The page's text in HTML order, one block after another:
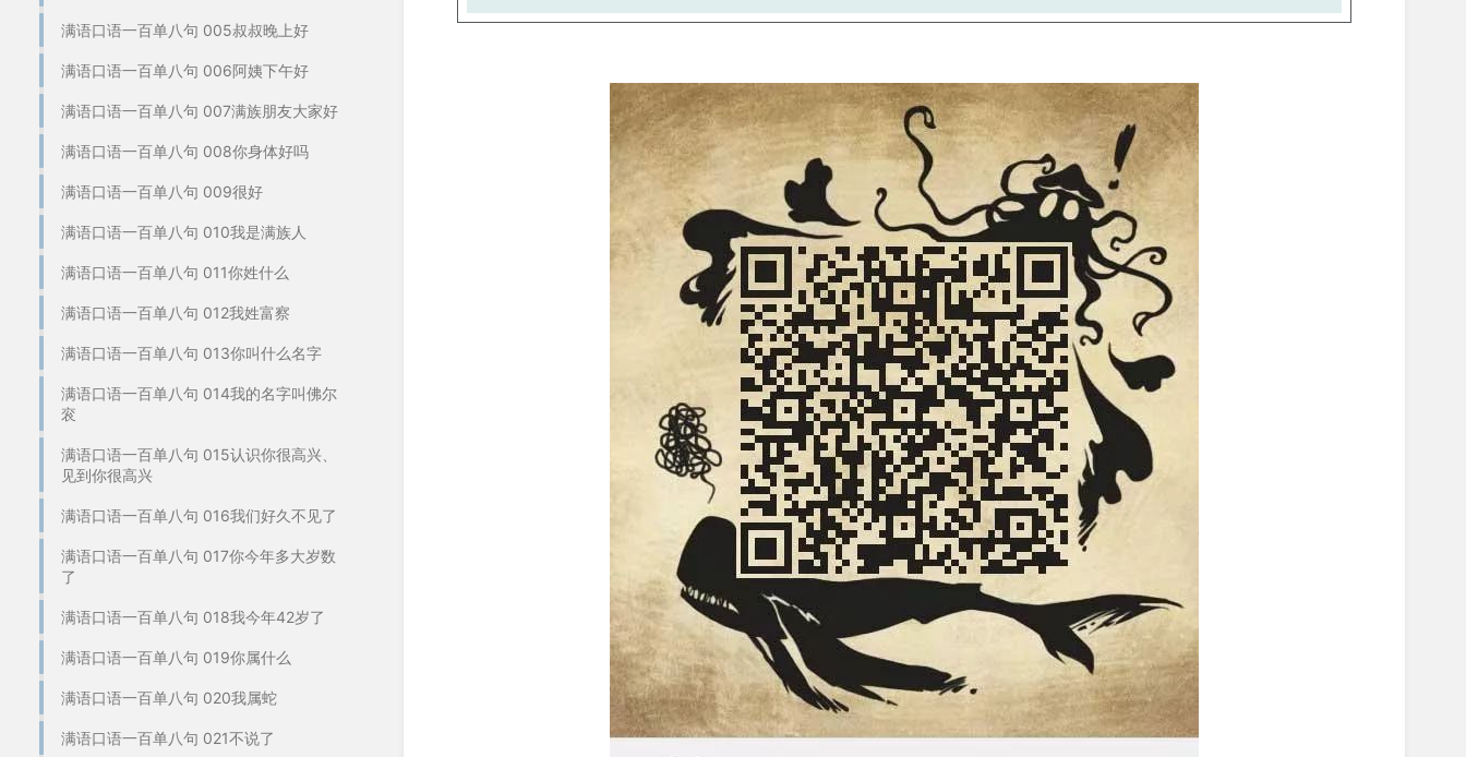
满语口语一百单八句 005叔叔晚上好
满语口语一百单八句 006阿姨下午好
满语口语一百单八句 007满族朋友大家好
满语口语一百单八句 008你身体好吗
满语口语一百单八句 009很好
满语口语一百单八句 010我是满族人
满语口语一百单八句 011你姓什么
满语口语一百单八句 012我姓富察
满语口语一百单八句 013你叫什么名字
满语口语一百单八句 014我的名字叫佛尔
衮
满语口语一百单八句 015认识你很高兴、
见到你很高兴
满语口语一百单八句 016我们好久不见了
满语口语一百单八句 017你今年多大岁数
了
满语口语一百单八句 018我今年42岁了
满语口语一百单八句 019你属什么
满语口语一百单八句 020我属蛇
满语口语一百单八句 021不说了